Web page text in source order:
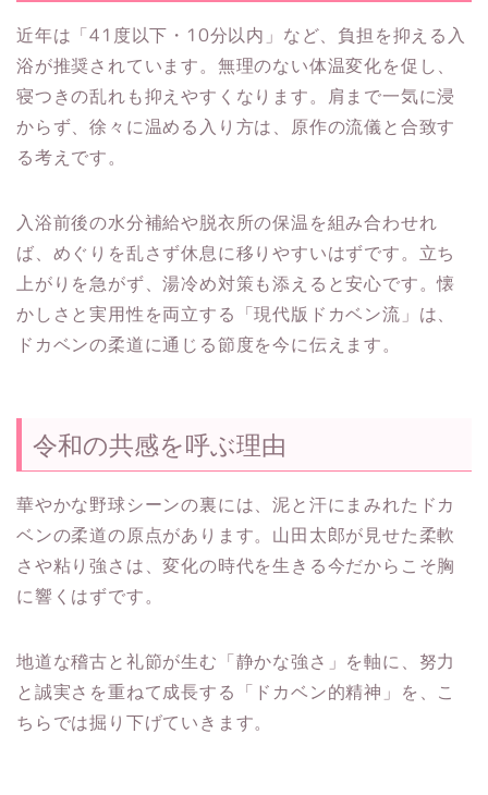
近年は「41度以下・10分以内」など、負担を抑える入
浴が推奨されています。無理のない体温変化を促し、
寝つきの乱れも抑えやすくなります。肩まで一気に浸
からず、徐々に温める入り方は、原作の流儀と合致す
る考えです。
入浴前後の水分補給や脱衣所の保温を組み合わせれ
ば、めぐりを乱さず休息に移りやすいはずです。立ち
上がりを急がず、湯冷め対策も添えると安心です。懐
かしさと実用性を両立する「現代版ドカベン流」は、
ドカベンの柔道に通じる節度を今に伝えます。
令和の共感を呼ぶ理由
華やかな野球シーンの裏には、泥と汗にまみれたドカ
ベンの柔道の原点があります。山田太郎が見せた柔軟
さや粘り強さは、変化の時代を生きる今だからこそ胸
に響くはずです。
地道な稽古と礼節が生む「静かな強さ」を軸に、努力
と誠実さを重ねて成長する「ドカベン的精神」を、こ
ちらでは掘り下げていきます。